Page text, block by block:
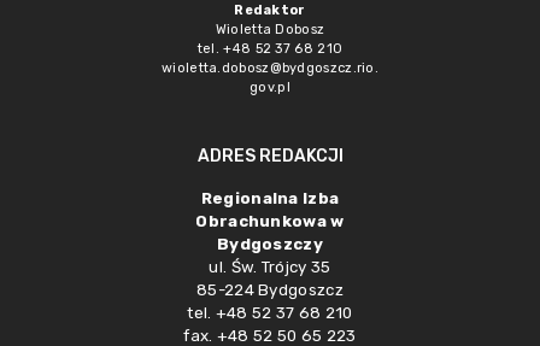
Redaktor
Wioletta Dobosz
tel. +48 52 37 68 210
wioletta.dobosz@bydgoszcz.rio.
gov.pl
ADRES REDAKCJI
Regionalna Izba
Obrachunkowa w
Bydgoszczy
ul. Św. Trójcy 35
85-224 Bydgoszcz
tel. +48 52 37 68 210
fax. +48 52 50 65 223